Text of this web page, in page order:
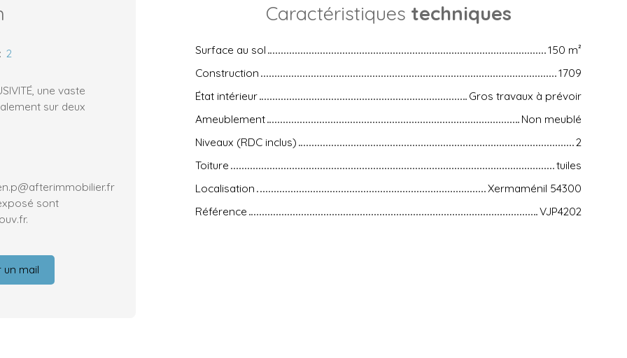
: 2
une vaste
sur deux
sont
un mail
Caractéristiques techniques
Surface au sol 150 m²
Construction
1709
État intérieur
Gros travaux à prévoir
Ameublement
Non meublé
Niveaux (RDC inclus)
2
Toiture
tuiles
Localisation
Xermaménil 54300
Référence
VJP4202